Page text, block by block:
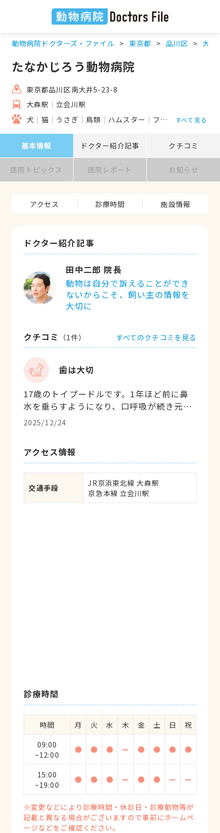
動物病院ドクターズ・ファイル 東京都 品川区 大森
たなかじろう動物病院
東京都品川区南大井5-23-8
大森駅
立会川駅
犬
猫 うさぎ 鳥類 ハムスター フェレット モル
すべて見る
基本情報 ドクター紹介記事 クチコミ
医院トピックス 医院レポート お知らせ
アクセス 診療時間 施設情報
ドクター紹介記事
田中二郎 院長
動物は自分で訴えることができ
ないからこそ、飼い主の情報を
大切に
クチコミ （1件） すべてのクチコミを見る
歯は大切
17歳のトイプードルです。1年ほど前に鼻
水を垂らすようになり、口呼吸が続き元気
がなくなっていました。当初は風邪と思い
病院で出された抗生剤を飲んでいましたが
た。そんな時分にたなかじろう動物病院を
ると診察され、適切な処置を経て元気を取
り戻しました。お蔭様で今もも元気に過ご
2025/12/24
アクセス情報
交通手段
JR京浜東北線 大森駅
京急本線 立会川駅
診療時間
時間 月 火 水 木 金 土 日
祝
09:00
~12:00
● ● ● ー ● ● ● ●
15:00
~19:00
● ● ● ー ● ● ー ー
※変更などにより診療時間・休診日・診療動物等が
記載と異なる場合がございますので事前にホームペ
ージなどをご確認ください。